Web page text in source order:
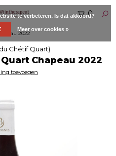
0
2022
Chétif Quart)
Chapeau 2022
toevoegen
te verbeteren. Is dat akkoord?
Meer over cookies »